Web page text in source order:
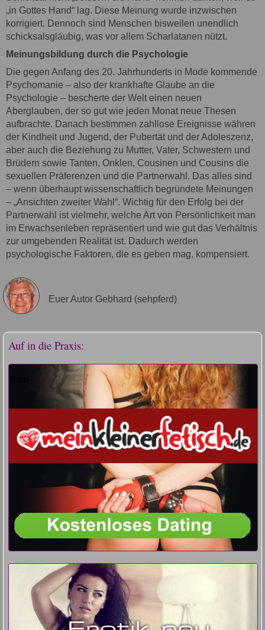
„in Gottes Hand“ lag. Diese Meinung wurde inzwischen
korrigiert. Dennoch sind Menschen bisweilen unendlich
schicksalsgläubig, was vor allem Scharlatanen nützt.
Meinungsbildung durch die Psychologie
Die gegen Anfang des 20. Jahrhunderts in Mode kommende
Psychomanie – also der krankhafte Glaube an die
Psychologie – bescherte der Welt einen neuen
Aberglauben, der so gut wie jeden Monat neue Thesen
aufbrachte. Danach bestimmen zahllose Ereignisse währen
der Kindheit und Jugend, der Pubertät und der Adoleszenz,
aber auch die Beziehung zu Mutter, Vater, Schwestern und
Brüdern sowie Tanten, Onklen, Cousinen und Cousins die
sexuellen Präferenzen und die Partnerwahl. Das alles sind
– wenn überhaupt wissenschaftlich begründete Meinungen
– „Ansichten zweiter Wahl“. Wichtig für den Erfolg bei der
Partnerwahl ist vielmehr, welche Art von Persönlichkeit man
im Erwachsenleben repräsentiert und wie gut das Verhältnis
zur umgebenden Realität ist. Dadurch werden
psychologische Faktoren, die es geben mag, kompensiert.
Euer Autor Gebhard (sehpferd)
Auf in die Praxis: